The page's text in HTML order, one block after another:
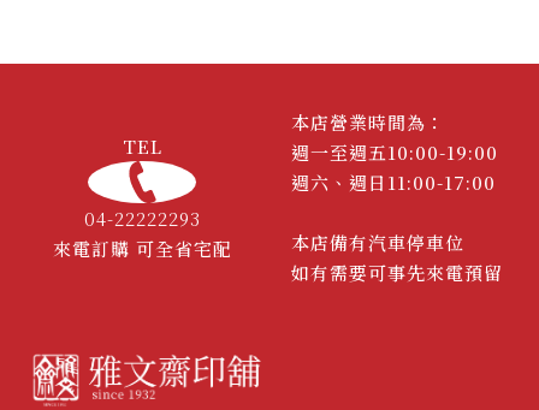
TEL
04-22222293
來電訂購 可全省宅配
本店營業時間為：
週一至週五10:00-19:00
週六、週日11:00-17:00
本店備有汽車停車位
如有需要可事先來電預留